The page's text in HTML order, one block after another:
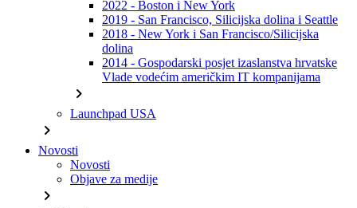
2022 - Boston i New York
2019 - San Francisco, Silicijska dolina i Seattle
2018 - New York i San Francisco/Silicijska
dolina
2014 - Gospodarski posjet izaslanstva hrvatske
Vlade vodećim američkim IT kompanijama
chevron_right
Launchpad USA
chevron_right
Novosti
Novosti
Objave za medije
chevron_right